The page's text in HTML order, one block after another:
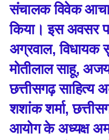
संचालक विवेक
किया। इस अवसर
अग्रवाल, विधायक
मोतीलाल साहू,
छत्तीसगढ़ साहित्य
शशांक शर्मा,
आयोग के अध्यक्ष